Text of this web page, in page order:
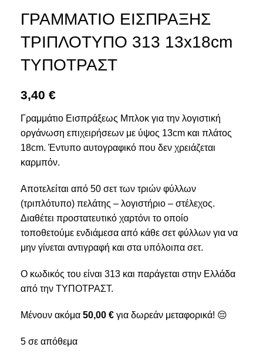
ΓΡΑΜΜΑΤΙΟ ΕΙΣΠΡΑΞΗΣ
ΤΡΙΠΛΟΤΥΠΟ 313 13x18cm
ΤΥΠΟΤΡΑΣΤ
3,40 €
Γραμμάτιο Εισπράξεως Μπλοκ για την λογιστική
οργάνωση επιχειρήσεων με ύψος 13cm και πλάτος
18cm. Έντυπο αυτογραφικό που δεν χρειάζεται
καρμπόν.
Αποτελείται από 50 σετ των τριών φύλλων
(τριπλότυπο) πελάτης – λογιστήριο – στέλεχος.
Διαθέτει προστατευτικό χαρτόνι το οποίο
τοποθετούμε ενδιάμεσα από κάθε σετ φύλλων για να
μην γίνεται αντιγραφή και στα υπόλοιπα σετ.
Ο κωδικός του είναι 313 και παράγεται στην Ελλάδα
από την ΤΥΠΟΤΡΑΣΤ.
Μένουν ακόμα 50,00 € για δωρεάν μεταφορικά! 😔
5 σε απόθεμα